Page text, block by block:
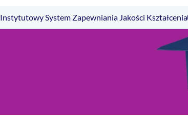
Instytutowy System Zapewniania Jakości Kształcenia